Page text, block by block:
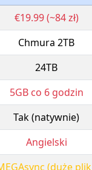
€19.99 (~84 zł)
Chmura 2TB
24TB
5GB co 6 godzin
Tak (natywnie)
Angielski
(duże